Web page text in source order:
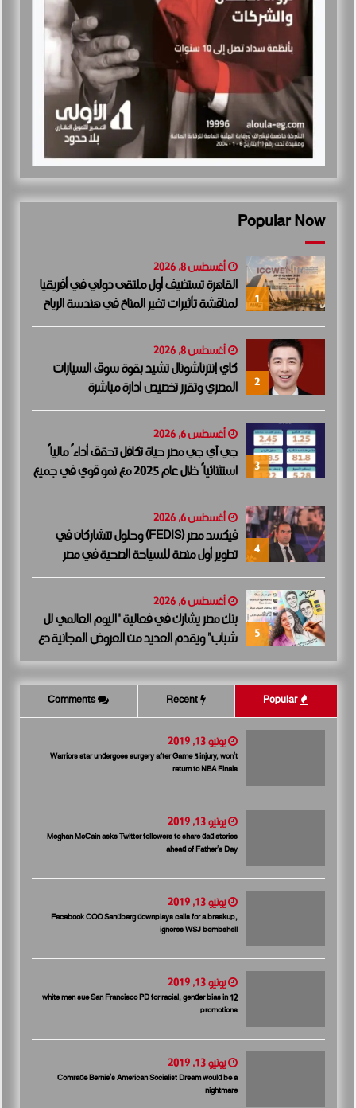
Popular Now
1
أغسطس 8, 2026
القاهرة تستضيف أول ملتقى دولي في أفريقيا
لمناقشة تأثيرات تغير المناخ في هندسة الرياح
2
أغسطس 8, 2026
كاي إنترناشونال تشيد بقوة سوق السيارات
المصري وتقرر تخصيص ادارة مباشرة
3
أغسطس 6, 2026
جي آي جي مصر حياة تكافل تحقق أداءً مالياً
استثنائياً خلال عام 2025 مع نمو قوي في جميع
المؤشرات المالية الرئيسية
4
أغسطس 6, 2026
فيكسد مصر (FEDIS) وحلول تتشاركان في
تطوير أول منصة للسياحة الصحية في مصر
والشرق الأوسط وأفريقيا..
5
أغسطس 6, 2026
بنك مصر يشارك في فعالية “اليوم العالمي لل
شباب” ويقدم العديد من العروض المجانية دع
مًا للشمول المالي تحت رعاية البنك المركزي الم
صري
Popular
Recent
Comments
يونيو 13, 2019
Warriors star undergoes surgery after Game 5 injury, won’t
return to NBA Finals
يونيو 13, 2019
Meghan McCain asks Twitter followers to share dad stories
ahead of Father’s Day
يونيو 13, 2019
Facebook COO Sandberg downplays calls for a breakup,
ignores WSJ bombshell
يونيو 13, 2019
12 white men sue San Francisco PD for racial, gender bias in
promotions
يونيو 13, 2019
Comrade Bernie’s American Socialist Dream would be a
nightmare